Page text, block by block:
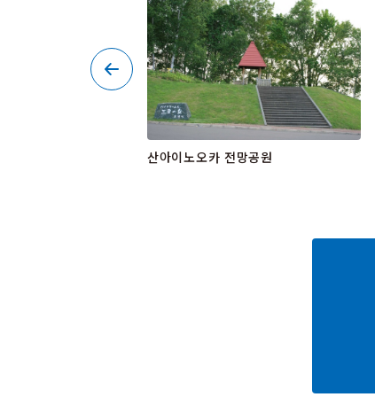
산아이노오카 전망공원